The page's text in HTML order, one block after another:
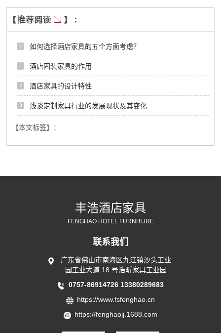
如何选择酒店家具的五个方面考虑？
酒店固装家具的作用
酒店家具的设计特性
浅谈定制家具行业的发展现状及其变化
【本文标签】：
丰浩酒店家具
FENGHAO HOTEL FURNITURE
联系我们
广东省佛山市南海区九江镇沙头工业
园工业大道 18 号浩昕家具工业园
0757-86914726 13380289683
https://www.fsfenghao.cn
https://fenghaojj.1688.com